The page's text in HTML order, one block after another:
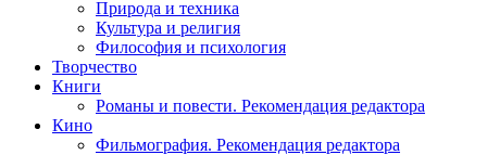
Природа и техника
Культура и религия
Философия и психология
Творчество
Книги
Романы и повести. Рекомендация редактора
Кино
Фильмография. Рекомендация редактора